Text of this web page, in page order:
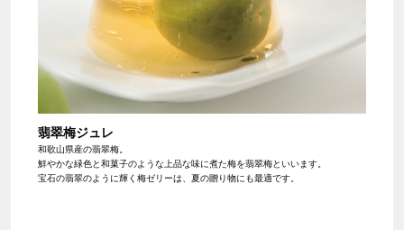
翡翠梅ジュレ
和歌山県産の翡翠梅。
鮮やかな緑色と和菓子のような上品な味に煮た梅を翡翠梅といいます。
宝石の翡翠のように輝く梅ゼリーは、夏の贈り物にも最適です。